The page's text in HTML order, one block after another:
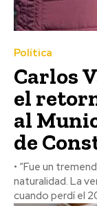
Política
Carlos
el
al
de
• “Fue un
naturalidad. La
cuando perdí el